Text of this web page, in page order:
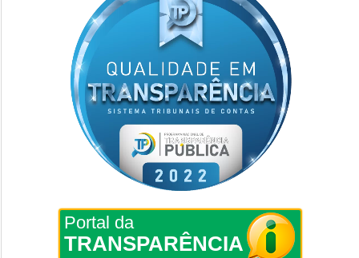
Portal da
TRANSPARÊNCIA